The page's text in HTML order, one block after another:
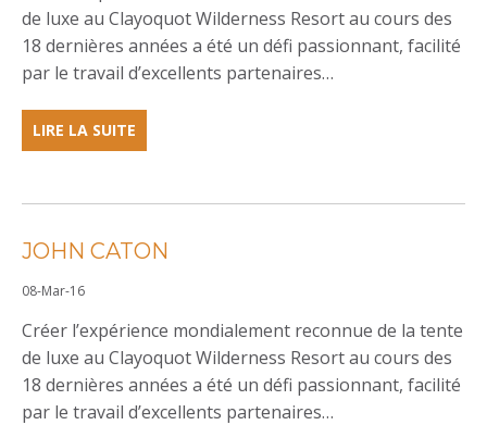
de luxe au Clayoquot Wilderness Resort au cours des
18 dernières années a été un défi passionnant, facilité
par le travail d’excellents partenaires…
LIRE LA SUITE
JOHN CATON
08-Mar-1606-
26
Créer l’expérience mondialement reconnue de la tente
de luxe au Clayoquot Wilderness Resort au cours des
18 dernières années a été un défi passionnant, facilité
par le travail d’excellents partenaires…